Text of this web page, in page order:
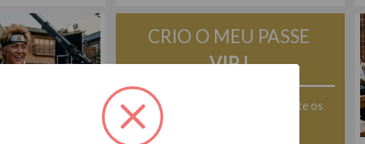
CRIO O MEU PASSE
VIP !
Acesse aos mensagens e contate os